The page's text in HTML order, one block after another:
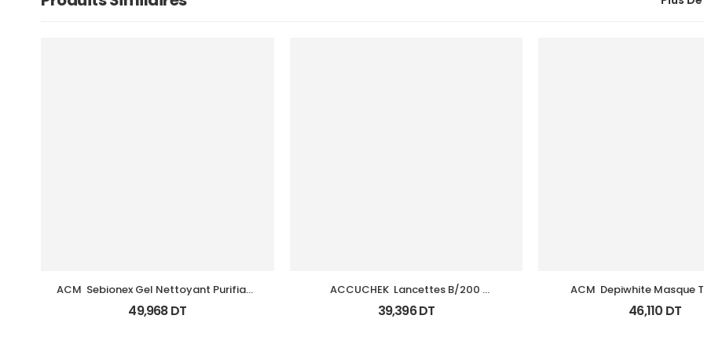
ACM  Sebionex Gel Nettoyant Purifiant
Fl 200Ml
49,968DT
ACCUCHEK  Lancettes B/200
(Prochidia)
39,396DT
ACM  Depiwhite Masque
46,110 DT